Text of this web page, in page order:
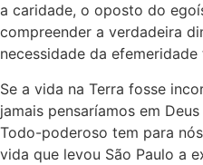
a caridade, o oposto do
compreender a verdadeira
necessidade da efemeridade
Se a vida na Terra fosse
jamais pensarí­amos em
Todo-poderoso tem para
vida que levou São Paulo a